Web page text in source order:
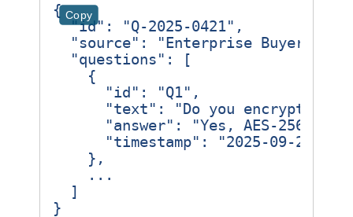
Copy
{
"id" : "Q-2025-0421" ,
"source" : "Enterprise Buyer"
"questions" :
[
{
"id" : "Q1" ,
"text" :
"Do you encrypt
"answer" : "Yes, AES‑256"
"timestamp" :
"2025-09-
},
...
]
}